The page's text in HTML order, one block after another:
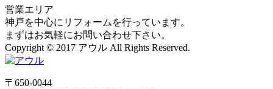
営業エリア
神戸を中心にリフォームを行っています。
まずはお気軽にお問い合わせ下さい。
Copyright © 2017 アウル All Rights Reserved.
〒650-0044